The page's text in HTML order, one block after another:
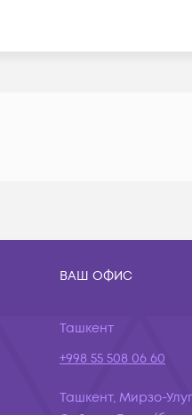
ВАШ ОФИС
Ташкент
+998 55 508 06 60
Ташкент, Мирзо-